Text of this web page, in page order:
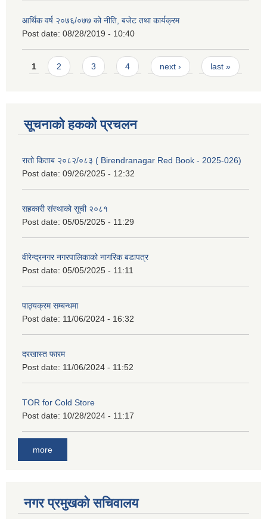
आर्थिक वर्ष २०७६/०७७ को नीति, बजेट तथा कार्यक्रम
Post date: 08/28/2019 - 10:40
Pages
1 2 3 4 next › last »
सूचनाको हकको प्रचलन
रातो किताब २०८२/०८३ ( Birendranagar Red Book - 2025-026)
Post date: 09/26/2025 - 12:32
सहकारी संस्थाको सूची २०८१
Post date: 05/05/2025 - 11:29
वीरेन्द्रनगर नगरपालिकाको नागरिक बडापत्र
Post date: 05/05/2025 - 11:11
पाठ्यक्रम सम्बन्धमा
Post date: 11/06/2024 - 16:32
दरखास्त फारम
Post date: 11/06/2024 - 11:52
TOR for Cold Store
Post date: 10/28/2024 - 11:17
more
नगर प्रमुखको सचिवालय